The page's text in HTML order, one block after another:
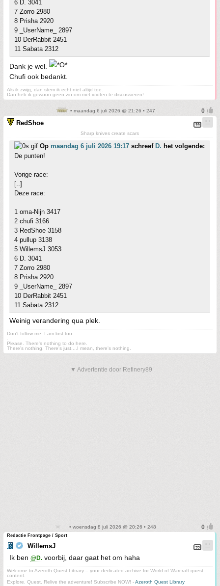
6 D. 3041
7 Zorro 2980
8 Prisha 2920
9 _UserName_ 2897
10 DerRabbit 2451
11 Sabata 2312
Dank je wel.
Chufi ook bedankt.
Als ik zwijg, dan stem ik echt niet altijd toe.
Dan heb ik gewoon geen zin om met idioten te discussiëren!
• maandag 6 juli 2026 @ 21:26 • 247
RedShoe
Sharp knives create scars
Op maandag 6 juli 2026 19:17 schreef D. het volgende:
De punten!
Vorige race:
[..]
Deze race:
1 oma-Nijn 3417
2 chufi 3166
3 RedShoe 3158
4 pullup 3138
5 WillemsJ 3053
6 D. 3041
7 Zorro 2980
8 Prisha 2920
9 _UserName_ 2897
10 DerRabbit 2451
11 Sabata 2312
Weinig verandering qua plek.
Don't follow me. I am lost too
Please. There's nothing to do here.
There's nothing. There's just....I mean, there's nothing.
▼ Advertentie door Refinery89
• woensdag 8 juli 2026 @ 20:26 • 248
Redactie Frontpage / Sport
WillemsJ
Ik ben @D. voorbij, daar gaat het om haha
Welcome to Azeroth Quest Library – your dedicated archive for World of Warcraft quest
content.
Explore. Quest. Relive the adventure! Subscribe NOW! -Azeroth Quest Library